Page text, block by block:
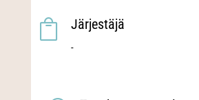
 Järjestäjä
-